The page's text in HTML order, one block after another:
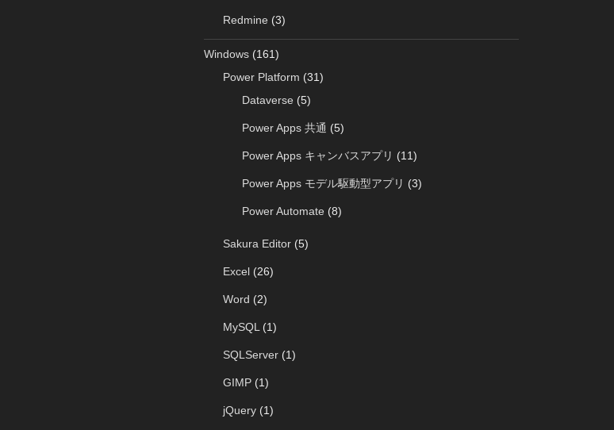
Redmine (3)
Windows(161)
Power Platform (31)
Dataverse (5)
Power Apps 共通 (5)
Power Apps キャンバスアプリ (11)
Power Apps モデル駆動型アプリ (3)
Power Automate (8)
Sakura Editor(5)
Excel(26)
Word (2)
MySQL (1)
SQLServer(1)
GIMP(1)
jQuery(1)